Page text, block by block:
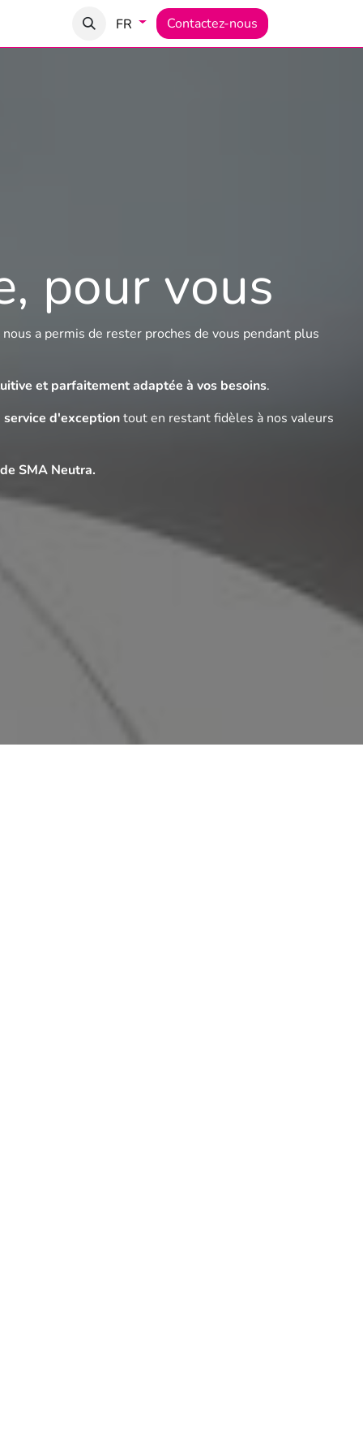
Documents FR Contactez-nous
pour vous
a permis de rester proches de vous pendant plus
et parfaitement adaptée à vos besoins.
service d'exceptiontout en restant fidèles à nos valeurs
SMA Neutra.